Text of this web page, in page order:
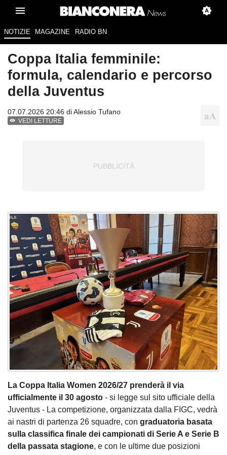
NOTIZIE MAGAZINE RADIO BN
Coppa Italia femminile:
formula, calendario e percorso
della Juventus
07.07.2026 20:46 diAlessio Tufano
VEDI LETTURE
La Coppa Italia Women 2026/27 prenderà il via
ufficialmente il 30 agosto - si legge sul sito ufficiale della
Juventus - La competizione, organizzata dalla FIGC, vedrà
ai nastri di partenza 26 squadre, con graduatoria basata
sulla classifica finale dei campionati di Serie A e Serie B
della passata stagione, e con le ultime due posizioni